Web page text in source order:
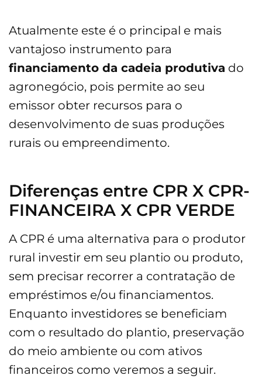
Atualmente este é o principal e mais
vantajoso instrumento para
financiamento da cadeia produtiva do
agronegócio, pois permite ao seu
emissor obter recursos para o
desenvolvimento de suas produções
rurais ou empreendimento.
Diferenças entre CPR X CPR-
FINANCEIRA X CPR VERDE
A CPR é uma alternativa para o produtor
rural investir em seu plantio ou produto,
sem precisar recorrer a contratação de
empréstimos e/ou financiamentos.
Enquanto investidores se beneficiam
com o resultado do plantio, preservação
do meio ambiente ou com ativos
financeiros como veremos a seguir.